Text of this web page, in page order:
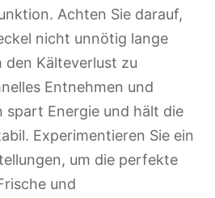
Achten Sie darauf,
nicht unnötig lange
den Kälteverlust zu
Entnehmen und
spart Energie und hält die
Experimentieren Sie ein
um die perfekte
und